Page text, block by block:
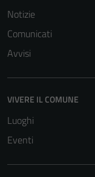
Notizie
Comunicati
Avvisi
VIVERE IL COMUNE
Luoghi
Eventi